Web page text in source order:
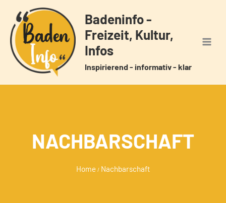
Inhalt
springen
Badeninfo -
Freizeit, Kultur,
Infos
Inspirierend - informativ - klar
NACHBARSCHAFT
Home / Nachbarschaft